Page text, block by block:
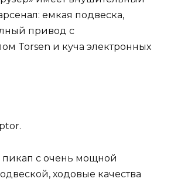
емкая подвеска,
привод с
Torsen и куча электронных
с очень мощной
ходовые качества